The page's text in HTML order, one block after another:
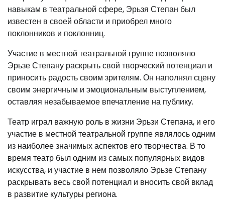
навыкам в театральной сфере, Эрьзя Степан был
известен в своей области и приобрел много
поклонников и поклонниц.
Участие в местной театральной группе позволяло
Эрьзе Степану раскрыть свой творческий потенциал и
приносить радость своим зрителям. Он наполнял сцену
своим энергичным и эмоциональным выступлением,
оставляя незабываемое впечатление на публику.
Театр играл важную роль в жизни Эрьзи Степана, и его
участие в местной театральной группе являлось одним
из наиболее значимых аспектов его творчества. В то
время театр был одним из самых популярных видов
искусства, и участие в нем позволяло Эрьзе Степану
раскрывать весь свой потенциал и вносить свой вклад
в развитие культуры региона.